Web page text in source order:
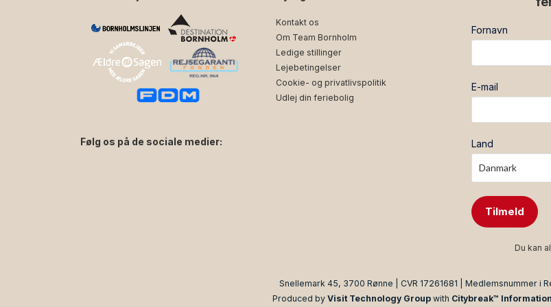
Følg os på de sociale medier:
Kontakt os
Om Team Bornholm
Ledige stillinger
Lejebetingelser
Cookie- og privatlivspolitik
Udlej din feriebolig
Fornavn
E-mail
Land
Tilmeld
Du kan
Snellemark 45, 3700 Rønne | CVR 17261681 | Medlemsnummer i
Produced by Visit Technology Groupwith Citybreak™